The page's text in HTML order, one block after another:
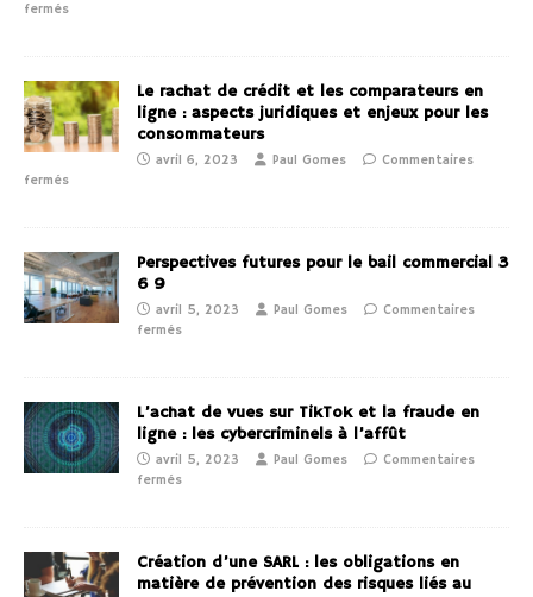
fermés
Le rachat de crédit et les comparateurs en
ligne : aspects juridiques et enjeux pour les
consommateurs
avril 6, 2023 Paul Gomes
Commentaires
fermés
Perspectives futures pour le bail commercial 3
6 9
avril 5, 2023 Paul Gomes
Commentaires
fermés
L’achat de vues sur TikTok et la fraude en
ligne : les cybercriminels à l’affût
avril 5, 2023 Paul Gomes
Commentaires
fermés
Création d’une SARL : les obligations en
matière de prévention des risques liés au